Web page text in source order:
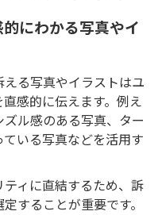
にわかる写真やイ
る写真やイラストはユ
感的に伝えます。例え
ル感のある写真、ター
いる写真などを活用す
ィに直結するため、訴
することが重要です。